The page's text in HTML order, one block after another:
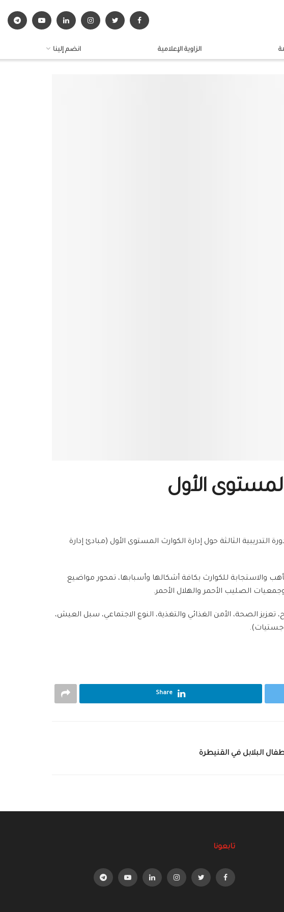
الزاوية الإعلامية انضم إلينا
المستوى الأول
إدارة الكوارث في فرع منظمة الهلال الأحمر العربي السوري بدمشق يوم الخميس 5 أيار 2016، الدورة التدريبية الثالثة حول إدارة الكوارث المستوى الأول (مبادئ إدارة
والاستجابة للكوارث بكافة أشكالها وأسبابها، تمحور مواضيع
الصليب الأحمر والهلال الأحمر.
الصحة، الأمن الغذائي والتغذية، النوع الاجتماعي، سبل العيش،
Share
البلابل في القنيطرة
تابعونا